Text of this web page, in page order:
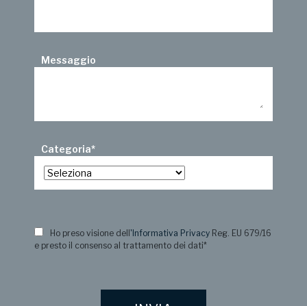
Messaggio
Categoria*
Ho preso visione dell 'Informativa Privacy Reg. EU 679/16
e presto il consenso al trattamento dei dati*